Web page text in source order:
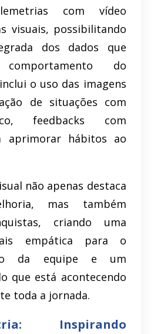
com vídeo
visuais, possibilitando
dos dados que
do
o uso das imagens
de situações com
feedbacks com
aprimorar hábitos ao
não apenas destaca
mas também
criando uma
empática para o
da equipe e um
que está acontecendo
toda a jornada.
Inspirando